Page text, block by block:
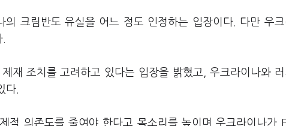
의 크림반도 유실을 어느 정도 인정하는 입장이다. 다만 우
재 조치를 고려하고 있다는 입장을 밝혔고, 우크라이나와
다.
적 의존도를 줄여야 한다고 목소리를 높이며 우크라이나가